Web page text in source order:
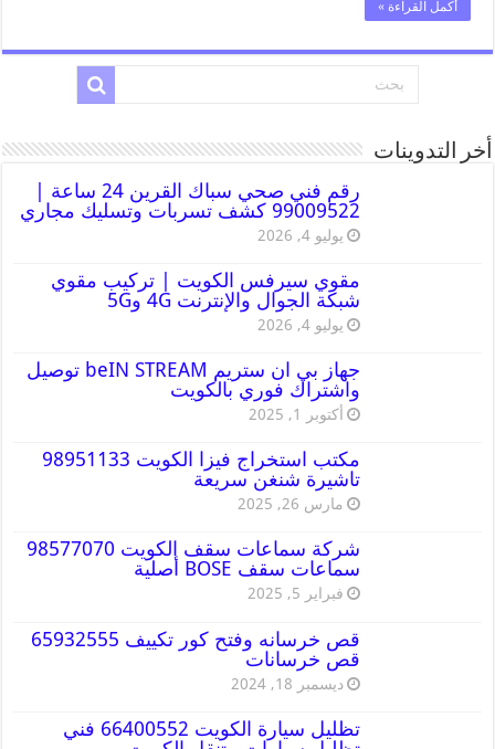
أكمل القراءة »
أخر التدوينات
رقم فني صحي سباك القرين 24 ساعة |
99009522 كشف تسربات وتسليك مجاري
يوليو 4, 2026
مقوي سيرفس الكويت | تركيب مقوي
شبكة الجوال والإنترنت 4G و5G
يوليو 4, 2026
جهاز بي ان ستريم beIN STREAM توصيل
واشتراك فوري بالكويت
أكتوبر 1, 2025
مكتب استخراج فيزا الكويت 98951133
تاشيرة شنغن سريعة
مارس 26, 2025
شركة سماعات سقف الكويت 98577070
سماعات سقف BOSE أصلية
فبراير 5, 2025
قص خرسانه وفتح كور تكييف 65932555
قص خرسانات
ديسمبر 18, 2024
تظليل سيارة الكويت 66400552 فني